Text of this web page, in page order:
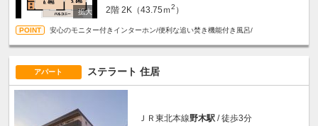
2階 2K（43.75ｍ2 ）
安心のモニター付きインターホン/便利な追い焚き機能付き風呂/
アパート ステラート 住居
ＪＲ東北本線野木駅 / 徒歩3分